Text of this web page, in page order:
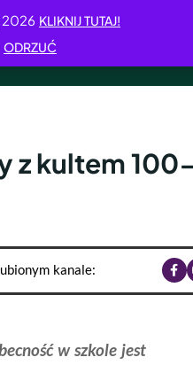
KLIKNIJ TUTAJ!
ODRZUĆ
z kultem
kanale:
w szkole jest